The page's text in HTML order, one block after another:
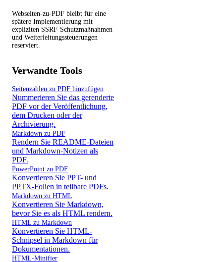
Webseiten-zu-PDF bleibt für eine
spätere Implementierung mit
expliziten SSRF-Schutzmaßnahmen
und Weiterleitungssteuerungen
reserviert.
Verwandte Tools
Seitenzahlen zu PDF hinzufügen
Nummerieren Sie das gerenderte
PDF vor der Veröffentlichung,
dem Drucken oder der
Archivierung.
Markdown zu PDF
Rendern Sie README-Dateien
und Markdown-Notizen als
PDF.
PowerPoint zu PDF
Konvertieren Sie PPT- und
PPTX-Folien in teilbare PDFs.
Markdown zu HTML
Konvertieren Sie Markdown,
bevor Sie es als HTML rendern.
HTML zu Markdown
Konvertieren Sie HTML-
Schnipsel in Markdown für
Dokumentationen.
HTML-Minifier